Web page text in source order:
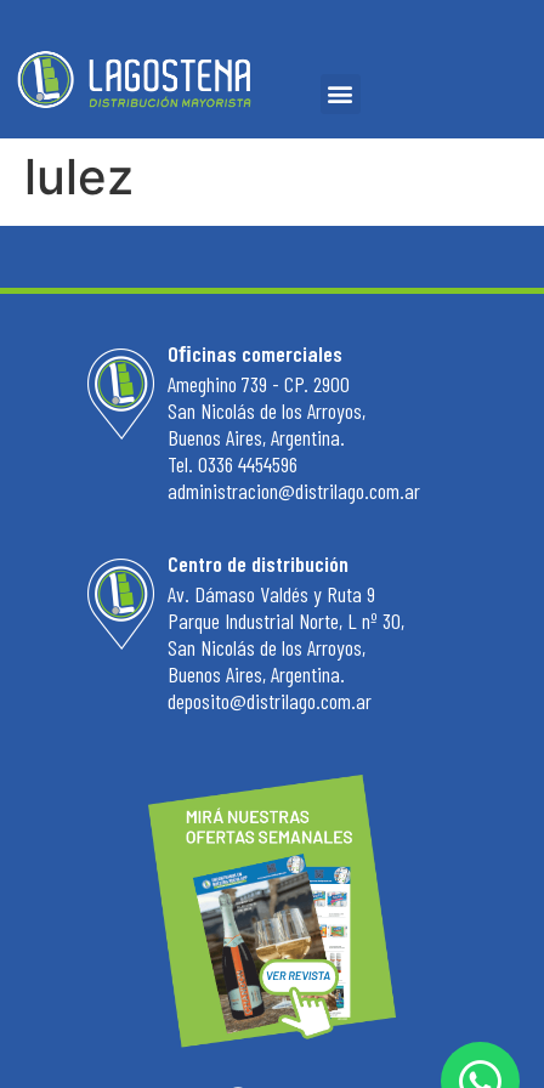
lulez
Oﬁcinas comerciales
Ameghino 739 - CP. 2900
San Nicolás de los Arroyos,
Buenos Aires, Argentina.
Tel. 0336 4454596
administracion@distrilago.com.ar
Centro de distribución
Av. Dámaso Valdés y Ruta 9
Parque Industrial Norte, L nº 30,
San Nicolás de los Arroyos,
Buenos Aires, Argentina.
deposito@distrilago.com.ar